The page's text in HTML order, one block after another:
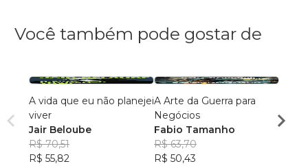
Você também pode gostar de
A vida que eu não planejei
viver
Jair Beloube
R$ 70,51
R$ 55,82
A Arte da Guerra para
Negócios
Fabio Tamanho
R$ 63,70
R$ 50,43
Ellen